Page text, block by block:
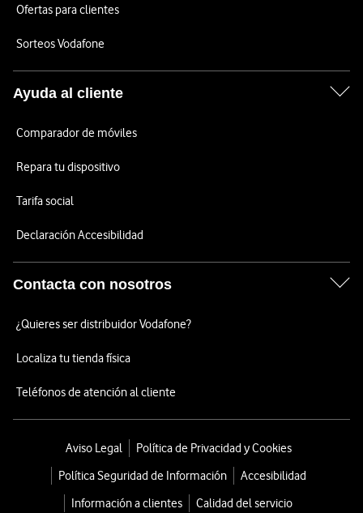
Ofertas para clientes
Sorteos Vodafone
Ayuda al cliente
Comparador de móviles
Repara tu dispositivo
Tarifa social
Declaración Accesibilidad
Contacta con nosotros
¿Quieres ser distribuidor Vodafone?
Localiza tu tienda física
Teléfonos de atención al cliente
Aviso Legal
Política de Privacidad y Cookies
Política Seguridad de Información
Accesibilidad
Información a clientes
Calidad del servicio